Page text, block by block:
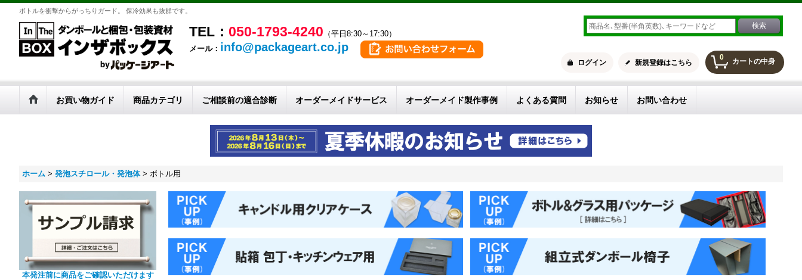
ボトルを衝撃からがっちりガード。 保冷効果も抜群です。
TEL： 050-1793-4240 （平日8:30～17:30）
メール： info@packageart.co.jp
0 カートの中身
ログイン 新規登録はこちら
お買い物ガイド 商品カテゴリ ご相談前の適合診断 オーダーメイドサービス オーダーメイド製作事例 よくある質問 お知らせ お問い合わせ
ホーム > 発泡スチロール・発泡体 > ボトル用
本発注前に商品をご確認いただけます